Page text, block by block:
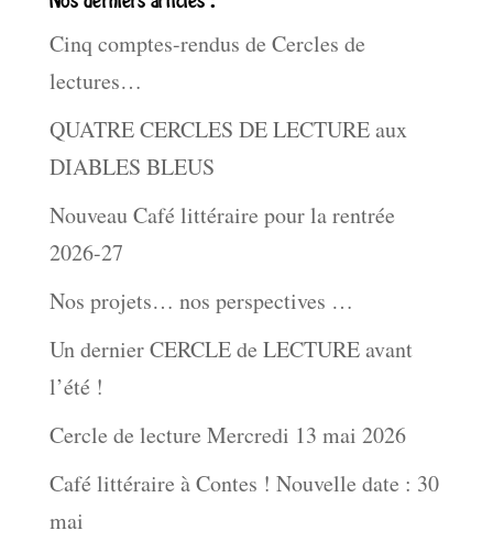
Cinq comptes-rendus de Cercles de
lectures…
QUATRE CERCLES DE LECTURE aux
DIABLES BLEUS
Nouveau Café littéraire pour la rentrée
2026-27
Nos projets… nos perspectives …
Un dernier CERCLE de LECTURE avant
l’été !
Cercle de lecture Mercredi 13 mai 2026
Café littéraire à Contes ! Nouvelle date : 30
mai